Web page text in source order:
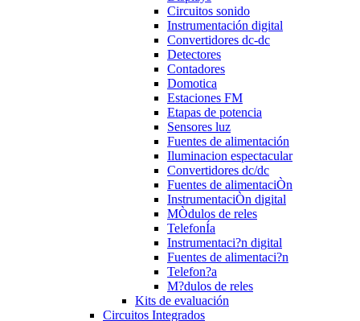
Circuitos sonido
Instrumentación digital
Convertidores dc-dc
Detectores
Contadores
Domotica
Estaciones FM
Etapas de potencia
Sensores luz
Fuentes de alimentación
Iluminacion espectacular
Convertidores dc/dc
Fuentes de alimentaciÒn
InstrumentaciÒn digital
MÒdulos de reles
TelefonÍa
Instrumentaci?n digital
Fuentes de alimentaci?n
Telefon?a
M?dulos de reles
Kits de evaluación
Circuitos Integrados